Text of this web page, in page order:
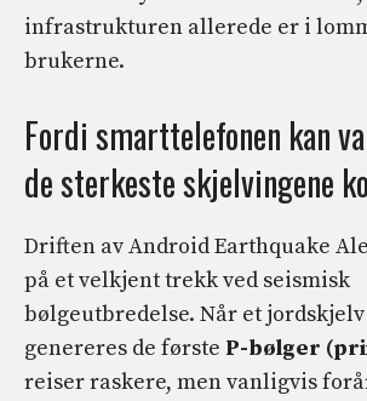
infrastrukturen allerede er i
brukerne.
Fordi smarttelefonen kan
de sterkeste skjelvingene
Driften av Android Earthquake
på et velkjent trekk ved seismisk
bølgeutbredelse. Når et
genereres de første P-bølger
reiser raskere, men vanligvis